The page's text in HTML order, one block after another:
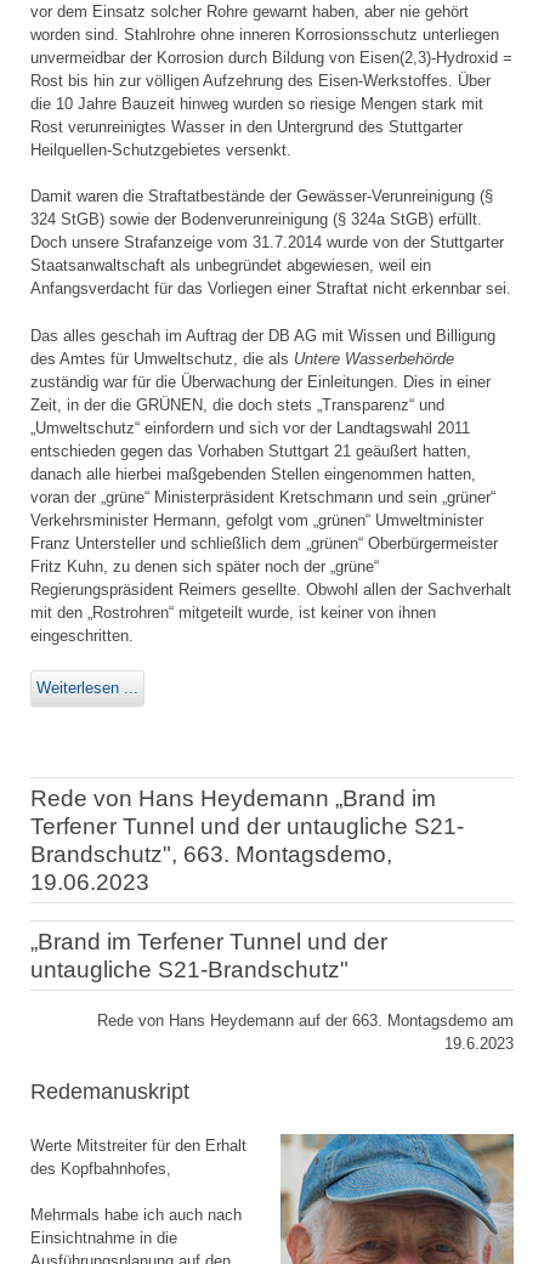
vor dem Einsatz solcher Rohre gewarnt haben, aber nie gehört
worden sind. Stahlrohre ohne inneren Korrosionsschutz unterliegen
unvermeidbar der Korrosion durch Bildung von Eisen(2,3)-Hydroxid =
Rost bis hin zur völligen Aufzehrung des Eisen-Werkstoffes. Über
die 10 Jahre Bauzeit hinweg wurden so riesige Mengen stark mit
Rost verunreinigtes Wasser in den Untergrund des Stuttgarter
Heilquellen-Schutzgebietes versenkt.
Damit waren die Straftatbestände der Gewässer-Verunreinigung (§
324 StGB) sowie der Bodenverunreinigung (§ 324a StGB) erfüllt.
Doch unsere Strafanzeige vom 31.7.2014 wurde von der Stuttgarter
Staatsanwaltschaft als unbegründet abgewiesen, weil ein
Anfangsverdacht für das Vorliegen einer Straftat nicht erkennbar sei.
Das alles geschah im Auftrag der DB AG mit Wissen und Billigung
des Amtes für Umweltschutz, die als Untere Wasserbehörde
zuständig war für die Überwachung der Einleitungen. Dies in einer
Zeit, in der die GRÜNEN, die doch stets „Transparenz“ und
„Umweltschutz“ einfordern und sich vor der Landtagswahl 2011
entschieden gegen das Vorhaben Stuttgart 21 geäußert hatten,
danach alle hierbei maßgebenden Stellen eingenommen hatten,
voran der „grüne“ Ministerpräsident Kretschmann und sein „grüner“
Verkehrsminister Hermann, gefolgt vom „grünen“ Umweltminister
Franz Untersteller und schließlich dem „grünen“ Oberbürgermeister
Fritz Kuhn, zu denen sich später noch der „grüne“
Regierungspräsident Reimers gesellte. Obwohl allen der Sachverhalt
mit den „Rostrohren“ mitgeteilt wurde, ist keiner von ihnen
eingeschritten.
Weiterlesen ...
Rede von Hans Heydemann „Brand im
Terfener Tunnel und der untaugliche S21-
Brandschutz", 663. Montagsdemo,
19.06.2023
„Brand im Terfener Tunnel und der
untaugliche S21-Brandschutz"
Rede von Hans Heydemann auf der 663. Montagsdemo am
19.6.2023
Redemanuskript
Werte Mitstreiter für den Erhalt
des Kopfbahnhofes,
Mehrmals habe ich auch nach
Einsichtnahme in die